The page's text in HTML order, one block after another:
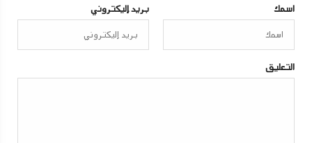
اسمك بريد إليكتروني
التعليق